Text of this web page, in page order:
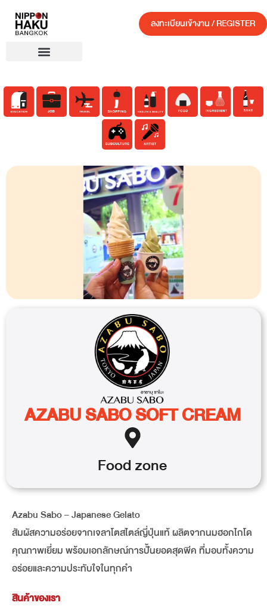
ลงทะเบียนเข้างาน / REGISTER
AZABU SABO SOFT CREAM
Foodzone
Azabu Sabo – Japanese Gelato
สัมผัสความอร่อยจากเจลาโตสไตล์ญี่ปุ่นแท้ ผลิตจากนมฮอกไกโด
คุณภาพเยี่ยม พร้อมเอกลักษณ์การปั้นยอดสุดพีค ที่มอบทั้งความ
อร่อยและความประทับใจในทุกคำ
สินค้าของเรา